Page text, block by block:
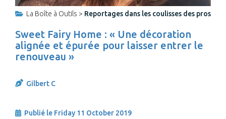
La Boîte à Outils > Reportages dans les coulisses des pros
Sweet Fairy Home : « Une décoration
alignée et épurée pour laisser entrer le
renouveau »
Gilbert C
Publié le Friday 11 October 2019